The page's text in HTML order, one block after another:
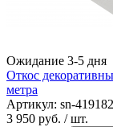
Ожидание 3-5 дня
Откос
метра
Артикул: sn-
3 950 руб. / шт.